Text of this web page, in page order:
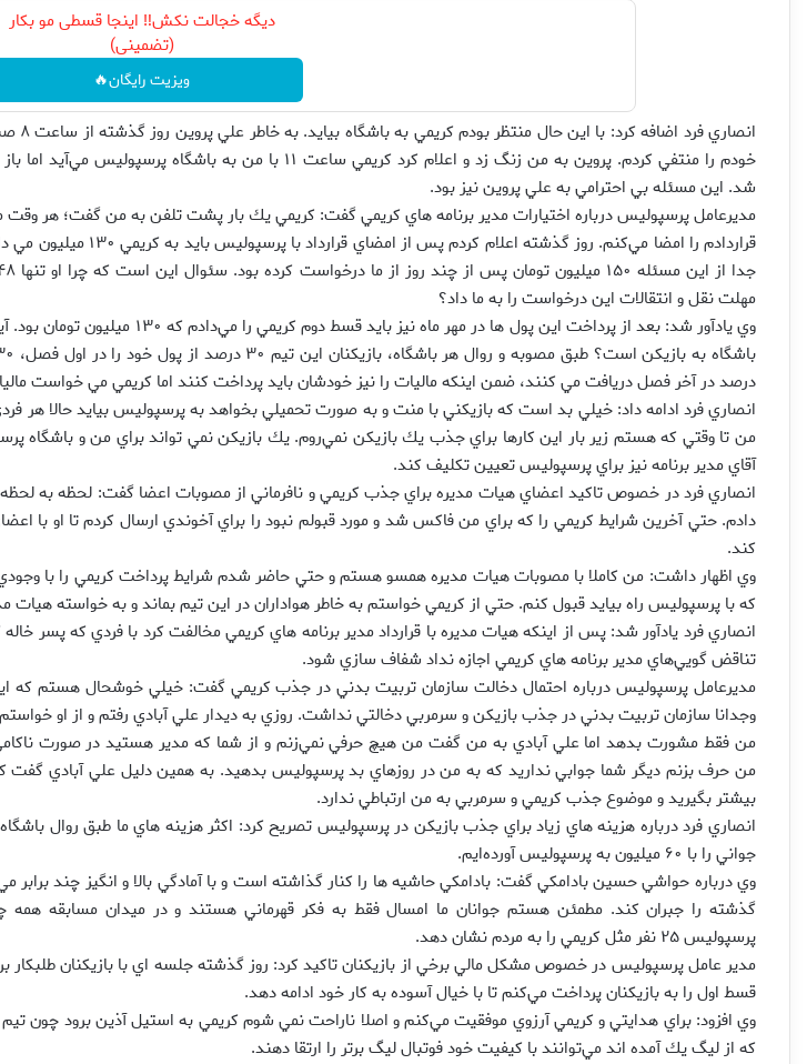
دیگه خجالت نکش‼️ اینجا قسطی مو بکار
(تضمینی)
ویزیت رایگان🔥
خودم را منتفي كردم. پروين به من زنگ زد و اعلام كرد كريمي ساعت ۱۱ با من به
شد. اين مسئله بي احترامي به علي پروين نيز بود.
مديرعامل پرسپوليس درباره اختيارات مدير برنامه هاي كريمي گفت: كريمي يك بار پشت تلفن به من گفت؛ هر وقت
قراردادم را امضا مي‌كنم. روز گذشته اعلام
مهلت نقل و انتقالات اين درخواست را به ما داد؟
وي يادآور شد: بعد از پرداخت اين پول ها در مهر ماه نيز بايد
درصد در آخر فصل دريافت مي كنند، ضمن اينكه ماليات را نيز خودشان بايد پرداخت كنند اما كريمي مي خواست
انصاري فرد ادامه داد: خيلي بد است كه بازيكني با منت و به صورت تحميلي بخواهد به پرسپوليس بيايد حالا هر
من تا وقتي كه هستم زير بار اين كارها براي جذب يك بازيكن نمي‌روم. يك بازيكن نمي تواند براي من و باشگاه
آقاي مدير برنامه نيز براي پرسپوليس تعيين تكليف كند.
انصاري فرد در خصوص تاكيد اعضاي هيات مديره براي جذب كريمي و نافرماني از مصوبات اعضا گفت: لحظه به
دادم. حتي آخرين شرايط كريمي را كه براي من فاكس شد و مورد قبولم نبود را براي آخوندي ارسال كردم تا او با
كند.
وي اظهار داشت: من كاملا با مصوبات هيات مديره همسو هستم و حتي حاضر شدم شرايط پرداخت كريمي را با وجودي
كه با پرسپوليس راه بيايد قبول كنم. حتي از كريمي خواستم به خاطر هواداران در اين تيم بماند و به خواسته هيات
انصاري فرد يادآور شد: پس از اينكه هيات مديره با قرارداد مدير برنامه هاي كريمي مخالفت كرد با فردي كه پسر
تناقض گويي‌هاي مدير برنامه هاي كريمي اجازه نداد شفاف سازي شود.
مديرعامل پرسپوليس درباره احتمال دخالت سازمان تربيت بدني در جذب كريمي گفت: خيلي خوشحال هستم كه
وجدانا سازمان تربيت بدني در جذب بازيكن و سرمربي دخالتي نداشت. روزي به ديدار علي آبادي رفتم و از او
من فقط مشورت بدهد اما علي آبادي به من گفت من هيچ حرفي نمي‌زنم و از شما كه مدير هستيد در صورت
من حرف بزنم ديگر شما جوابي نداريد كه به من در روزهاي بد پرسپوليس بدهيد. به همين دليل علي آبادي گفت
بيشتر بگيريد و موضوع جذب كريمي و سرمربي به من ارتباطي ندارد.
انصاري فرد درباره هزينه هاي زياد براي جذب بازيكن در پرسپوليس تصريح كرد: اكثر هزينه هاي ما طبق روال
جواني را با ۶۰ ميليون به پرسپوليس آورده‌ايم.
وي درباره حواشي حسين بادامكي گفت: بادامكي حاشيه ها را كنار گذاشته است و با آمادگي بالا و انگيز چند برابر
گذشته را جبران كند. مطمئن هستم جوانان ما امسال فقط به فكر قهرماني هستند و در ميدان مسابقه همه
پرسپوليس ۲۵ نفر مثل كريمي را به مردم نشان دهد.
مدير عامل پرسپوليس در خصوص مشكل مالي برخي از بازيكنان تاكيد كرد: روز گذشته جلسه اي با بازيكنان طلبكار
قسط اول را به بازيكنان پرداخت مي‌كنم تا با خيال آسوده به كار خود ادامه دهد.
وي افزود: براي هدايتي و كريمي آرزوي موفقيت مي‌كنم و اصلا ناراحت نمي شوم كريمي به استيل آذين برود چون
كه از ليگ يك آمده اند مي‌توانند با كيفيت خود فوتبال ليگ برتر را ارتقا دهند.